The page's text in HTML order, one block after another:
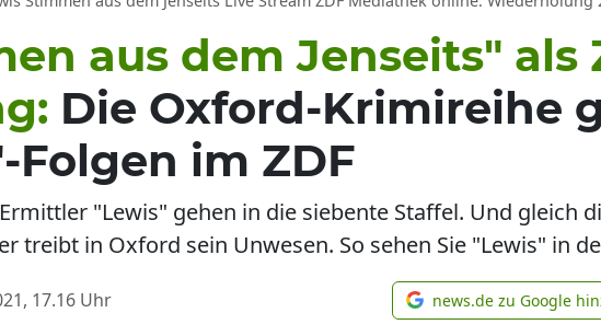
aus dem Jenseits" als
Die Oxford-Krimireihe
Folgen im ZDF
"Lewis" gehen in die siebente Staffel. Und gleich
treibt in Oxford sein Unwesen. So sehen Sie "Lewis" in
17.16 Uhr news.de zu Google